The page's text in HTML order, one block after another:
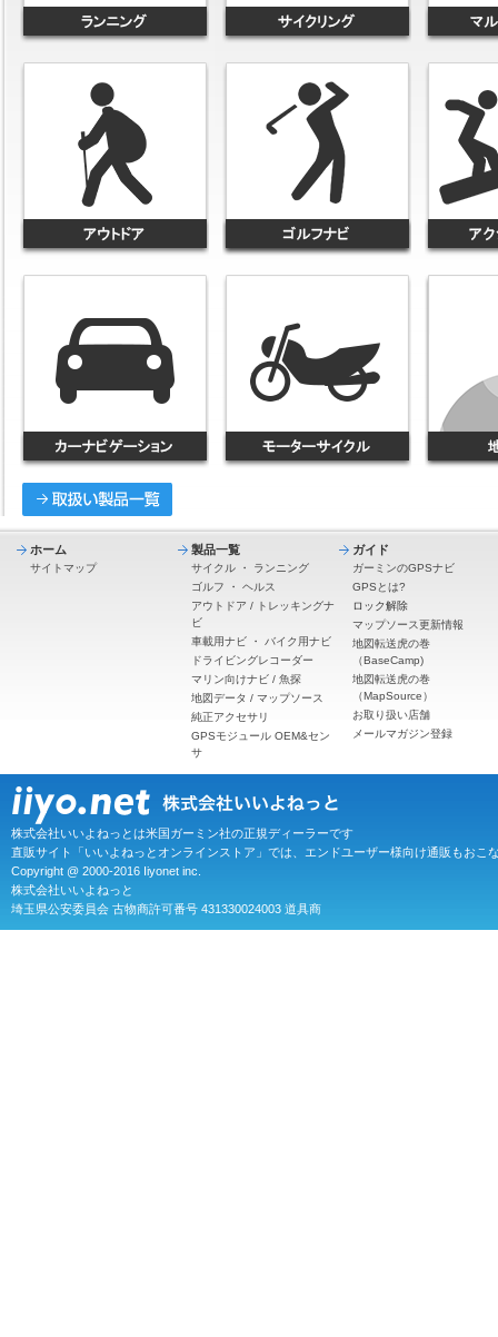
ホーム
サイトマップ
製品一覧
サイクル ・ ランニング
ゴルフ ・ ヘルス
アウトドア / トレッキングナ
ビ
車載用ナビ ・ バイク用ナビ
ドライビングレコーダー
マリン向けナビ / 魚探
地図データ / マップソース
純正アクセサリ
GPSモジュール OEM&セン
サ
ガイド
ガーミンのGPSナビ
GPSとは?
ロック解除
マップソース更新情報
地図転送虎の巻
（BaseCamp)
地図転送虎の巻
（MapSource）
お取り扱い店舗
メールマガジン登録
株式会社いいよねっとは米国ガーミン社の正規ディーラーです
直販サイト「いいよねっとオンラインストア」では、エンドユーザー様向け通販もおこ
Copyright @ 2000-2016 Iiyonet inc.
株式会社いいよねっと
埼玉県公安委員会 古物商許可番号 431330024003 道具商